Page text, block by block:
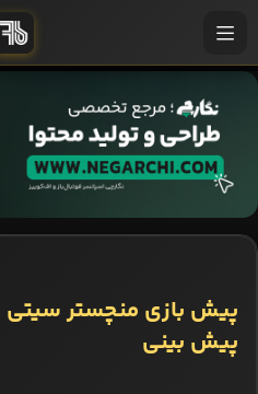
پیش بازی منچستر سیتی
پیش بینی